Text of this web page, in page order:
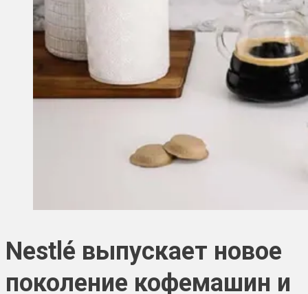
Nestlé выпускает новое
поколение кофемашин и